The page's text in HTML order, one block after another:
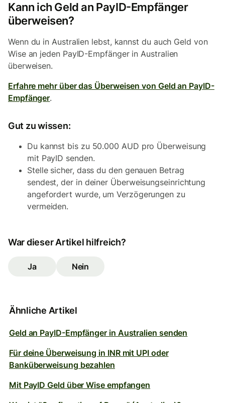
Kann ich Geld an PayID-Empfänger
überweisen?
Wenn du in Australien lebst, kannst du auch Geld von
Wise an jeden PayID-Empfänger in Australien
überweisen.
Erfahre mehr über das Überweisen von Geld an PayID-
Empfänger.
Gut zu wissen:
Du kannst bis zu 50.000 AUD pro Überweisung
mit PayID senden.
Stelle sicher, dass du den genauen Betrag
sendest, der in deiner Überweisungseinrichtung
angefordert wurde, um Verzögerungen zu
vermeiden.
War dieser Artikel hilfreich?
Ja Nein
Ähnliche Artikel
Geld an PayID-Empfänger in Australien senden
Für deine Überweisung in INR mit UPI oder
Banküberweisung bezahlen
Mit PayID Geld über Wise empfangen